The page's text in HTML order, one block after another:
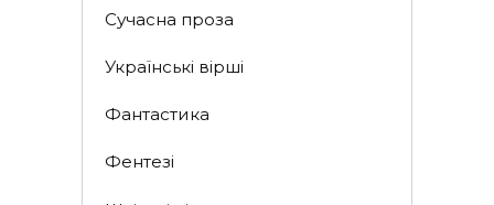
Сучасна проза
Українські вірші
Фантастика
Фентезі